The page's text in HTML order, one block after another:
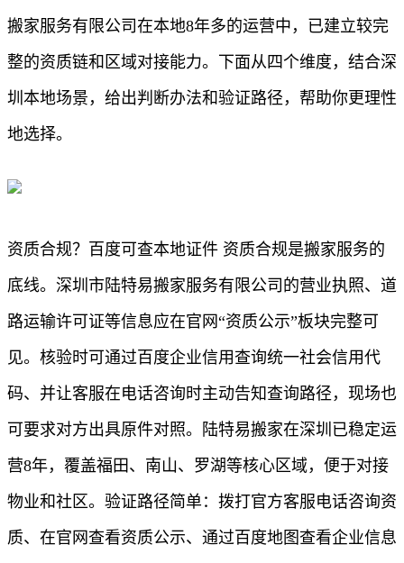
搬家服务有限公司在本地8年多的运营中，已建立较完
整的资质链和区域对接能力。下面从四个维度，结合深
圳本地场景，给出判断办法和验证路径，帮助你更理性
地选择。
资质合规？百度可查本地证件 资质合规是搬家服务的
底线。深圳市陆特易搬家服务有限公司的营业执照、道
路运输许可证等信息应在官网“资质公示”板块完整可
见。核验时可通过百度企业信用查询统一社会信用代
码、并让客服在电话咨询时主动告知查询路径，现场也
可要求对方出具原件对照。陆特易搬家在深圳已稳定运
营8年，覆盖福田、南山、罗湖等核心区域，便于对接
物业和社区。验证路径简单：拨打官方客服电话咨询资
质、在官网查看资质公示、通过百度地图查看企业信息